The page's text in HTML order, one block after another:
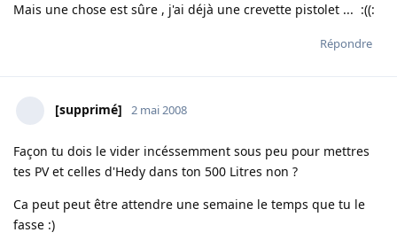
Mais une chose est sûre , j'ai déjà une crevette pistolet ... :((:
Répondre
[supprimé] 2 mai 2008
Façon tu dois le vider incéssemment sous peu pour mettres
tes PV et celles d'Hedy dans ton 500 Litres non ?
Ca peut peut être attendre une semaine le temps que tu le
fasse :)